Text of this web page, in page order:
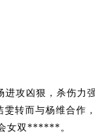
攻凶狠，杀伤力
雯转而与杨维合
女双******。